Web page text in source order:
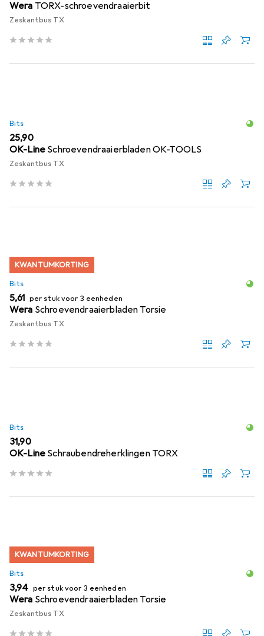
Wera TORX-schroevendraaierbit
Zeskantbus TX
Bits
EUR
25,90
OK-Line Schroevendraaierbladen OK-TOOLS
Zeskantbus TX
KWANTUMKORTING
Bits
EUR
5,61 per stuk voor 3 eenheden
Wera Schroevendraaierbladen Torsie
Zeskantbus TX
Bits
EUR
31,90
OK-Line Schraubendreherklingen TORX
KWANTUMKORTING
Bits
EUR
3,94 per stuk voor 3 eenheden
Wera Schroevendraaierbladen Torsie
Zeskantbus TX